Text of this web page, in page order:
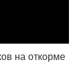
на откорме